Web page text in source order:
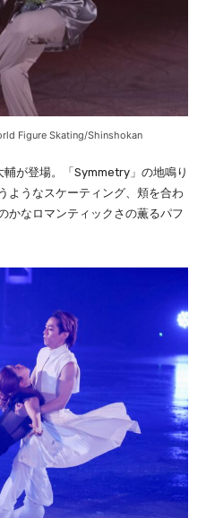
Figure Skating/Shinshokan
が登場。「Symmetry」の地鳴り
ようなスケーティング、頬を合わ
かなロマンティックさの薫るパフ